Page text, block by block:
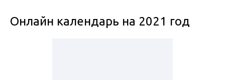
Онлайн календарь на 2021 год